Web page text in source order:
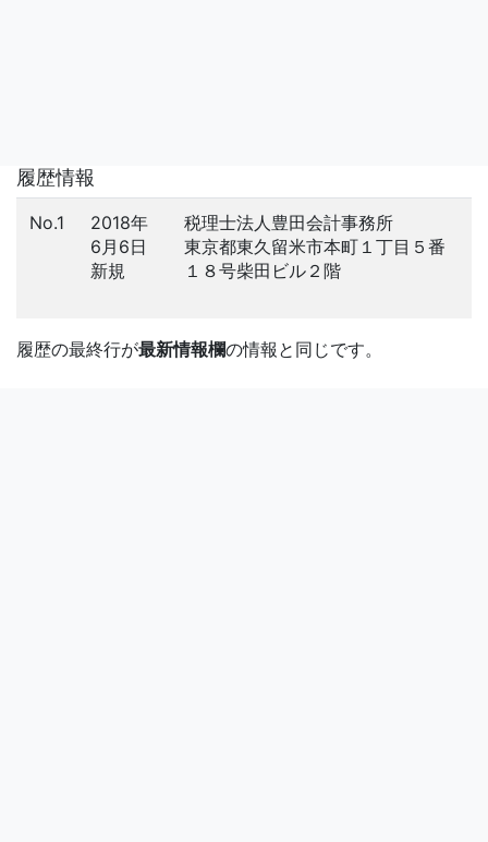
履歴情報
No.1
2018年
6月6日
新規
税理士法人豊田会計事務所
東京都東久留米市本町１丁目５番
１８号柴田ビル２階
履歴の最終行が最新情報欄の情報と同じです。